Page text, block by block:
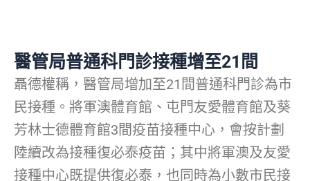
醫管局普通科門診接種增至21間
聶德權稱，醫管局增加至21間普通科門診為市
民接種。將軍澳體育館、屯門友愛體育館及葵
芳林士德體育館3間疫苗接種中心，會按計劃
陸續改為接種復必泰疫苗；其中將軍澳及友愛
接種中心既提供復必泰，也同時為小數市民接